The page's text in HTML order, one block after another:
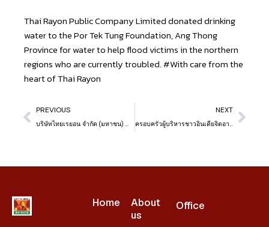
Thai Rayon Public Company Limited donated drinking
water to the Por Tek Tung Foundation, Ang Thong
Province for water to help flood victims in the northern
regions who are currently troubled.#Withcare from the
heart of Thai Rayon
PREVIOUS
บริษัทไทยเรยอน จำกัด (มหาชน) นำของใช้จำเป็นและเครื่องอุปโภค บริโภค เข้าเยี่ยมผู้ป่วยติดเตียง
NEXT
ครอบครัวผู้บริหารชาวอินเดียจิตอาสา บริษัทไทยเรยอน จำกัด (มหาชน) สอนภาษาอังกฤษให้แก่นักเรียนมัธยมศึกษาตอนต้น ที่โรงเรียนโยธินบูรณะ จ.อ่างทอง
Home
About
us​
Office